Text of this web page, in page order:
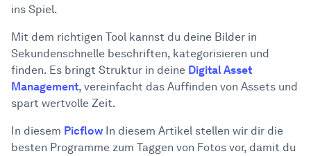
ins Spiel.
Mit dem richtigen Tool kannst du deine Bilder in
Sekundenschnelle beschriften, kategorisieren und
finden. Es bringt Struktur in deine Digital Asset
Management, vereinfacht das Auffinden von Assets und
spart wertvolle Zeit.
In diesem Picflow In diesem Artikel stellen wir dir die
besten Programme zum Taggen von Fotos vor, damit du